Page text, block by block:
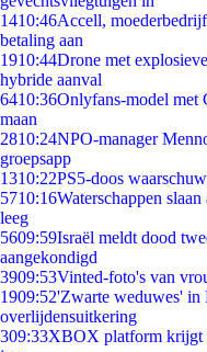
1410:46Accell,
betaling aan
1910:44Drone met
hybride aanval
6410:36Onlyfans-model met
maan
2810:24NPO-manager
groepsapp
1310:22PS5-doos
5710:16Waterschappen
leeg
5609:59Israël meldt dood
aangekondigd
3909:53Vinted-foto's van
1909:52'Zwarte weduwes' in
overlijdensuitkering
309:33XBOX platform krijgt